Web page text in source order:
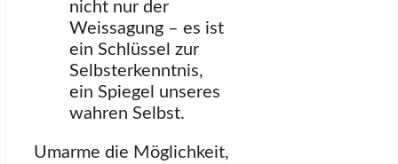
nicht nur der
Weissagung – es ist
ein Schlüssel zur
Selbsterkenntnis,
ein Spiegel unseres
wahren Selbst.
Umarme die Möglichkeit,